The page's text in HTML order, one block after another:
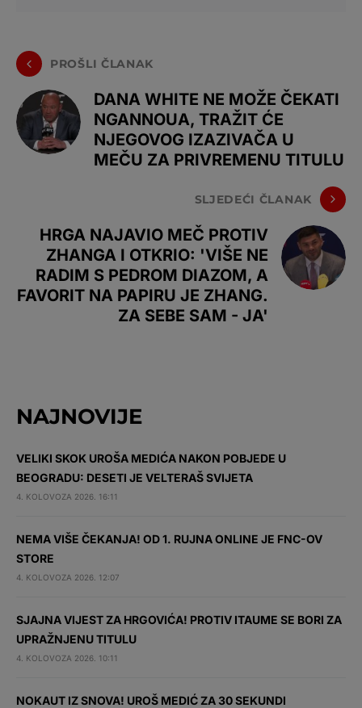
PROŠLI ČLANAK
DANA WHITE NE MOŽE ČEKATI
NGANNOUA, TRAŽIT ĆE
NJEGOVOG IZAZIVAČA U
MEČU ZA PRIVREMENU TITULU
SLJEDEĆI ČLANAK
HRGA NAJAVIO MEČ PROTIV
ZHANGA I OTKRIO: 'VIŠE NE
RADIM S PEDROM DIAZOM, A
FAVORIT NA PAPIRU JE ZHANG.
ZA SEBE SAM - JA'
NAJNOVIJE
VELIKI SKOK UROŠA MEDIĆA NAKON POBJEDE U
BEOGRADU: DESETI JE VELTERAŠ SVIJETA
4. KOLOVOZA 2026. 16:11
NEMA VIŠE ČEKANJA! OD 1. RUJNA ONLINE JE FNC-OV
STORE
4. KOLOVOZA 2026. 12:07
SJAJNA VIJEST ZA HRGOVIĆA! PROTIV ITAUME SE BORI ZA
UPRAŽNJENU TITULU
4. KOLOVOZA 2026. 10:11
NOKAUT IZ SNOVA! UROŠ MEDIĆ ZA 30 SEKUNDI